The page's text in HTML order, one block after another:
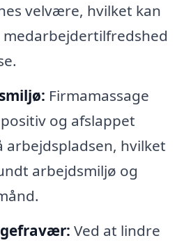
velvære, hvilket kan
Firmamassage
og afslappet
hvilket
arbejdsmiljø og
Ved at lindre